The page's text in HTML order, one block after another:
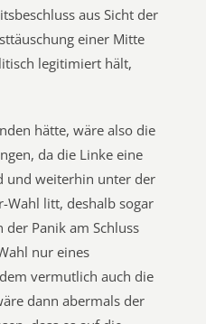
aus Sicht der
einer Mitte
legitimiert hält,
hätte, wäre also die
da die Linke eine
und weiterhin unter der
Wahl litt, deshalb sogar
der Panik am Schluss
nur eines
vermutlich auch die
dann abermals der